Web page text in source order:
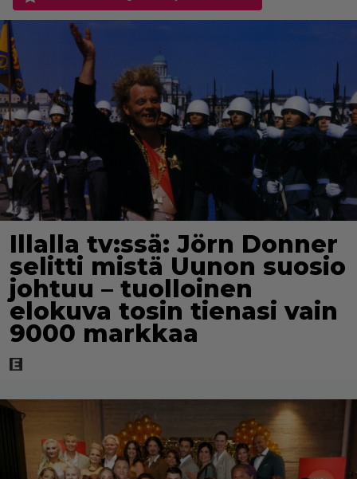
Illalla tv:ssä: Jörn Donner
selitti mistä Uunon suosio
johtuu – tuolloinen
elokuva tosin tienasi vain
9000 markkaa